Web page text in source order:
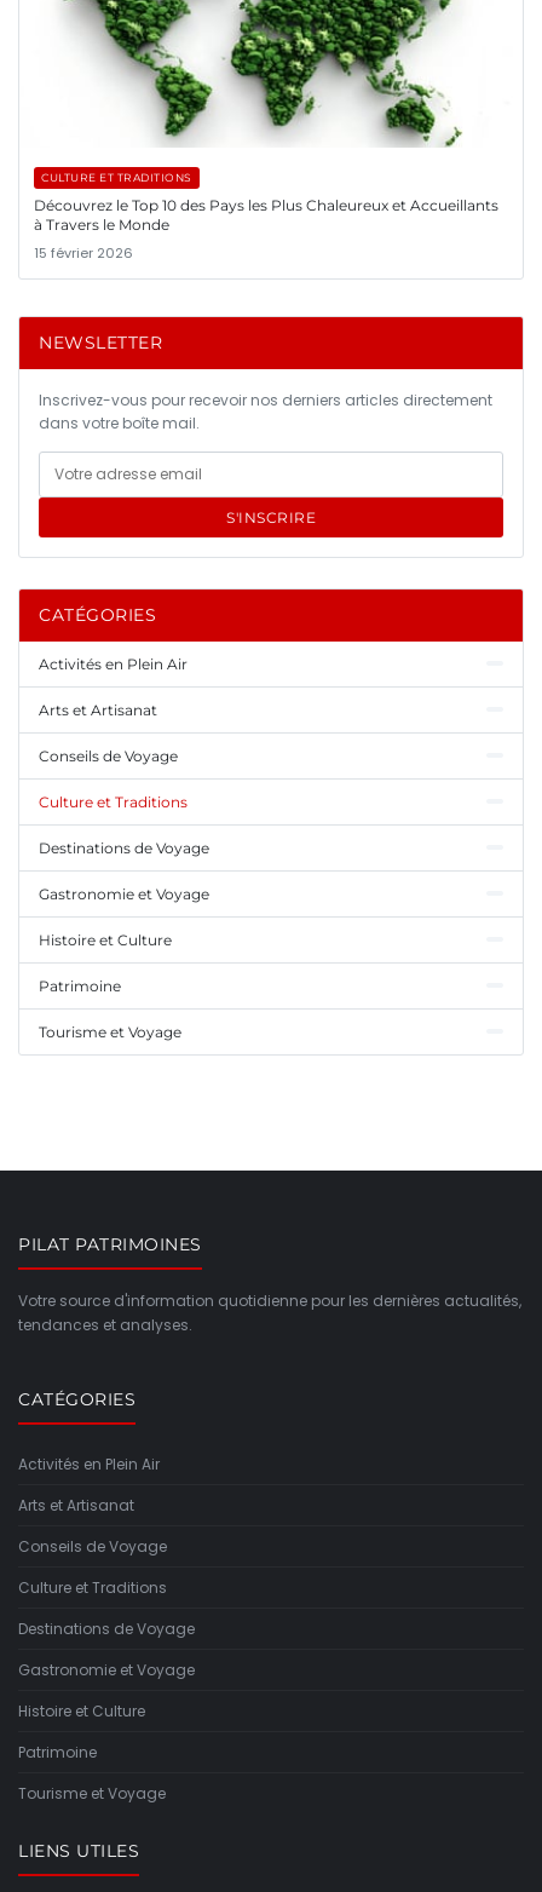
CULTURE ET TRADITIONS
Découvrez le Top 10 des Pays les Plus Chaleureux et Accueillants
à Travers le Monde
15 février 2026
NEWSLETTER
Inscrivez-vous pour recevoir nos derniers articles directement
dans votre boîte mail.
S'INSCRIRE
CATÉGORIES
Activités en Plein Air
Arts et Artisanat
Conseils de Voyage
Culture et Traditions
Destinations de Voyage
Gastronomie et Voyage
Histoire et Culture
Patrimoine
Tourisme et Voyage
PILAT PATRIMOINES
Votre source d'information quotidienne pour les dernières actualités,
tendances et analyses.
CATÉGORIES
Activités en Plein Air
Arts et Artisanat
Conseils de Voyage
Culture et Traditions
Destinations de Voyage
Gastronomie et Voyage
Histoire et Culture
Patrimoine
Tourisme et Voyage
LIENS UTILES